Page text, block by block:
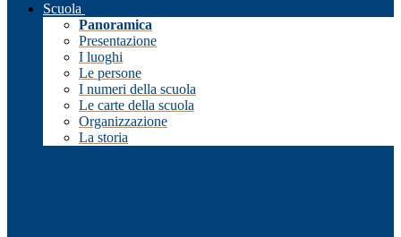
Scuola
Panoramica
Presentazione
I luoghi
Le persone
I numeri della scuola
Le carte della scuola
Organizzazione
La storia